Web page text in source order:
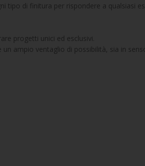
tipo di finitura per rispondere a qualsiasi
progetti unici ed esclusivi.
ampio ventaglio di possibilità, sia in